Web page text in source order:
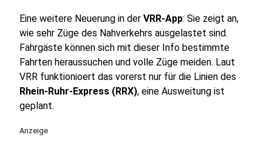
Eine weitere Neuerung in der VRR-App: Sie zeigt an,
wie sehr Züge des Nahverkehrs ausgelastet sind.
Fahrgäste können sich mit dieser Info bestimmte
Fahrten heraussuchen und volle Züge meiden. Laut
VRR funktionioert das vorerst nur für die Linien des
Rhein-Ruhr-Express (RRX), eine Ausweitung ist
geplant.
Anzeige